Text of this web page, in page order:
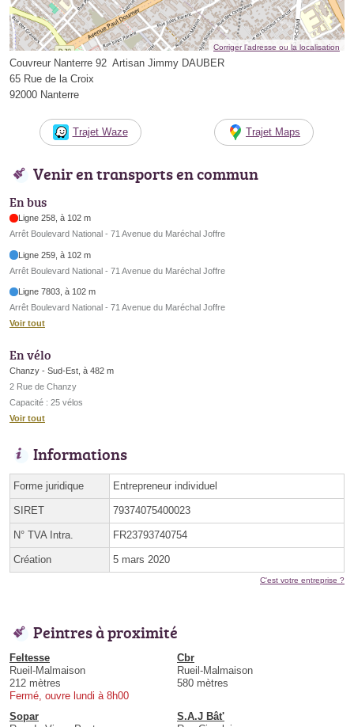
Corriger l’adresse ou la localisation
Couvreur Nanterre 92 ️ Artisan Jimmy DAUBER
65 Rue de la Croix
92000 Nanterre
Trajet Waze Trajet Maps
Venir en transports en commun
En bus
Ligne 258, à 102 m
Arrêt Boulevard National - 71 Avenue du Maréchal Joffre
Ligne 259, à 102 m
Arrêt Boulevard National - 71 Avenue du Maréchal Joffre
Ligne 7803, à 102 m
Arrêt Boulevard National - 71 Avenue du Maréchal Joffre
Voir tout
En vélo
Chanzy - Sud-Est, à 482 m
2 Rue de Chanzy
Capacité : 25 vélos
Voir tout
Informations
Forme juridique Entrepreneur individuel
SIRET 79374075400023
N° TVA Intra. FR23793740754
Création 5 mars 2020
C'est votre entreprise ?
Peintres à proximité
Feltesse
Rueil-Malmaison
212 mètres
Fermé, ouvre lundi à 8h00
Cbr
Rueil-Malmaison
580 mètres
Sopar
S.A.J Bât'